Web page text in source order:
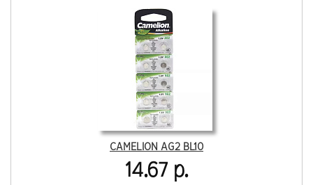
CAMELION AG2 BL10
14.67 р.